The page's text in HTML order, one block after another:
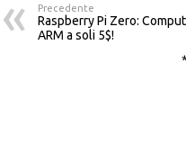
Precedente
Raspberry Pi Zero:
ARM a soli 5$!